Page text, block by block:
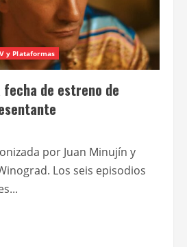
y Plataformas
de estreno de
por Juan Minujín y
Los seis episodios